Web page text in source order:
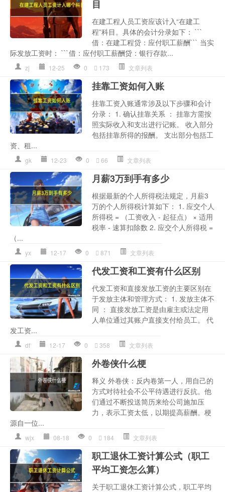
目
在建工程人员工资应该计入“在建工
程”科目。具体的会计分录如下： ```
借：在建工程贷：应付职工薪酬``` 当实
际发放工资时： ```借：应付职工薪酬贷：银行存款...
zj 12-25 0 173 文章列表
挂靠工资如何入账
挂靠工资入账通常涉及以下步骤和会计
分录： 1. 确认挂靠关系 ： 挂靠方需按
照实际收入和支出进行记账。 收入部分
包括挂靠所得的报酬。 支出部分包括工
资、租...
gk 12-23 0 66 文章列表
月薪3万到手有多少
根据最新的个人所得税法规定，月薪3
万的个人所得税计算如下： 1. 应交个人
所得税 = （工资收入 - 起征点） × 适用
税率 - 速算扣除数 2. 应交个人所得税 =
（...
yx 12-17 0 871 文章列表
代发工资和工资有什么区别
代发工资和直接发放工资的主要区别在
于发放主体和管理方式： 1. 发放主体不
同 ： 直接发放工资是由雇主或法定用
人单位通过其账户直接支付给员工。 代
发工资...
df 12-17 0 358 文章列表
外卷侠什么梗
释义 外卷侠：反内卷第一人，用自己的
方式对待社会不公平待遇进行反抗。他
们通过不断投送简历来给公司施加压
力，表示工资太低，以期提高薪酬。梗
源自一位...
wjx 08-18 0 184 文章列表
职工退休工资计算公式（职工
平均工资怎么算）
关于职工退休工资计算公式，职工平均